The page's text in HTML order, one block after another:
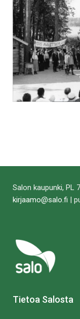
Salon kaupunki, PL
kirjaamo@salo.fi |
Tietoa Salosta